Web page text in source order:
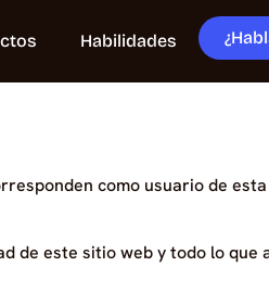
Habilidades
como usuario de
de este sitio web y todo lo que